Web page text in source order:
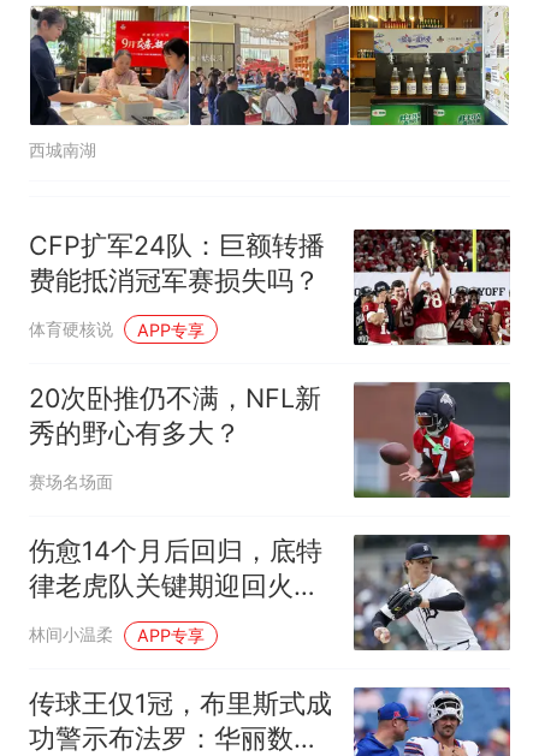
西城南湖
CFP扩军24队：巨额转播
费能抵消冠军赛损失吗？
体育硬核说 APP专享
20次卧推仍不满，NFL新
秀的野心有多大？
赛场名场面
伤愈14个月后回归，底特
律老虎队关键期迎回火球
投手杰克逊·乔贝
林间小温柔 APP专享
传球王仅1冠，布里斯式成
功警示布法罗：华丽数据